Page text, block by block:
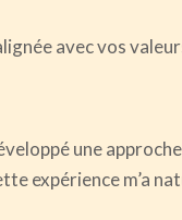
avec vos
une
expérience m’a